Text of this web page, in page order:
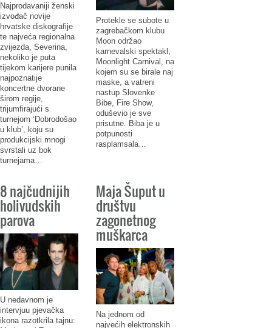
Najprodavaniji ženski
izvođač novije
hrvatske diskografije
te najveća regionalna
zvijezda, Severina,
nekoliko je puta
tijekom karijere punila
najpoznatije
koncertne dvorane
širom regije,
trijumfirajući s
turnejom ‘Dobrodošao
u klub’, koju su
produkcijski mnogi
svrstali uz bok
turnejama…
Protekle se subote u
zagrebačkom klubu
Moon održao
karnevalski spektakl,
Moonlight Carnival, na
kojem su se birale naj
maske, a vatreni
nastup Slovenke
Bibe, Fire Show,
oduševio je sve
prisutne. Biba je u
potpunosti
rasplamsala…
8 najčudnijih
holivudskih
parova
U nedavnom je
intervjuu pjevačka
ikona razotkrila tajnu:
Maja Šuput u
društvu
zagonetnog
muškarca
Na jednom od
najvećih elektronskih